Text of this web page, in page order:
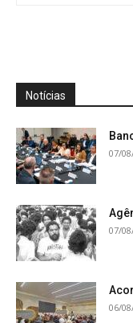
Notícias
07/
07/
06/